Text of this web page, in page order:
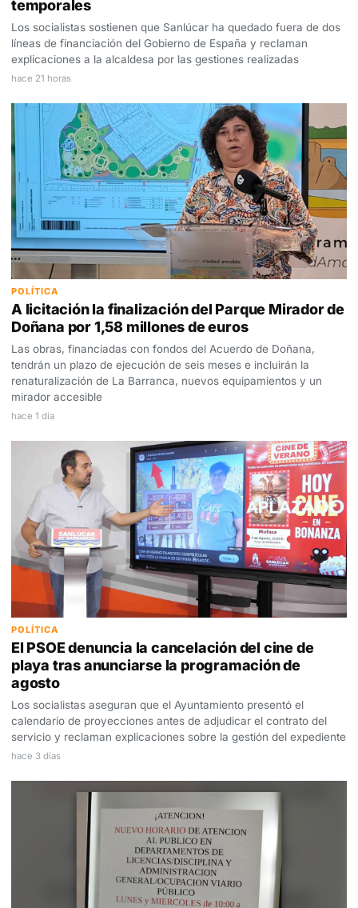
temporales
Los socialistas sostienen que Sanlúcar ha quedado fuera de dos
líneas de financiación del Gobierno de España y reclaman
explicaciones a la alcaldesa por las gestiones realizadas
hace 21 horas
POLÍTICA
A licitación la finalización del Parque Mirador de
Doñana por 1,58 millones de euros
Las obras, financiadas con fondos del Acuerdo de Doñana,
tendrán un plazo de ejecución de seis meses e incluirán la
renaturalización de La Barranca, nuevos equipamientos y un
mirador accesible
hace 1 día
POLÍTICA
El PSOE denuncia la cancelación del cine de
playa tras anunciarse la programación de
agosto
Los socialistas aseguran que el Ayuntamiento presentó el
calendario de proyecciones antes de adjudicar el contrato del
servicio y reclaman explicaciones sobre la gestión del expediente
hace 3 días